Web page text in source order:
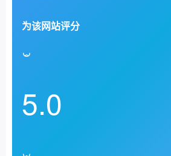
为该网站评分
5.0